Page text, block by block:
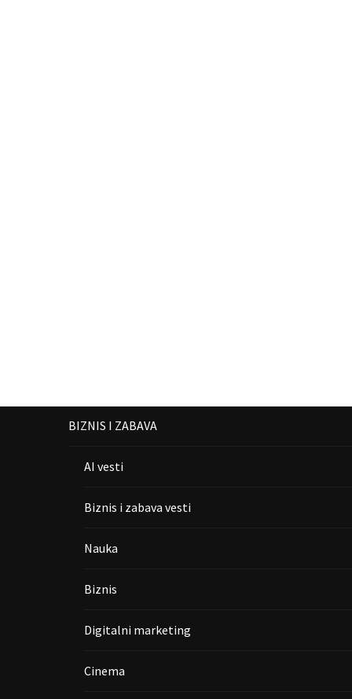
BIZNIS I ZABAVA
AI vesti
Biznis i zabava vesti
Nauka
Biznis
Digitalni marketing
Cinema